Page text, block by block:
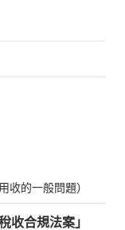
收的一般問題）
收合規法案」